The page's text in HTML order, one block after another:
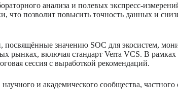
анализа и полевых экспресс-
позволит повысить точность данных и
значению SOC для экосистем,
включая стандарт Verra VCS. В рамках
сессия с выработкой рекомендаций.
и академического сообщества,